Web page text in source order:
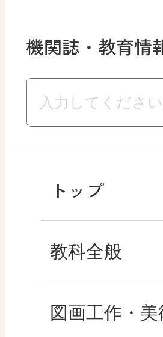
機関誌・教育情
トップ
教科全般
教育情
図画工作・美